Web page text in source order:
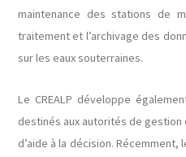
maintenance des stations de
traitement et l’archivage des
sur les eaux souterraines.
Le CREALP développe
destinés aux autorités de
d’aide à la décision. Récemment,